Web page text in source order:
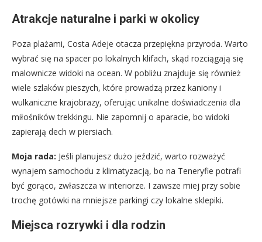
Atrakcje naturalne i parki w okolicy
Poza plażami, Costa Adeje otacza przepiękna przyroda. Warto
wybrać się na spacer po lokalnych klifach, skąd rozciągają się
malownicze widoki na ocean. W pobliżu znajduje się również
wiele szlaków pieszych, które prowadzą przez kaniony i
wulkaniczne krajobrazy, oferując unikalne doświadczenia dla
miłośników trekkingu. Nie zapomnij o aparacie, bo widoki
zapierają dech w piersiach.
Moja rada: Jeśli planujesz dużo jeździć, warto rozważyć
wynajem samochodu z klimatyzacją, bo na Teneryfie potrafi
być gorąco, zwłaszcza w interiorze. I zawsze miej przy sobie
trochę gotówki na mniejsze parkingi czy lokalne sklepiki.
Miejsca rozrywki i dla rodzin